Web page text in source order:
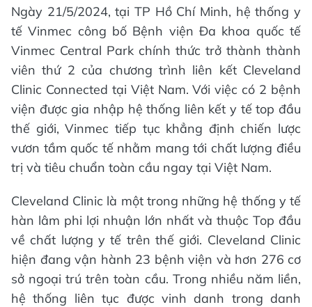
Ngày 21/5/2024, tại TP Hồ Chí Minh, hệ thống y
tế Vinmec công bố Bệnh viện Đa khoa quốc tế
Vinmec Central Park chính thức trở thành thành
viên thứ 2 của chương trình liên kết Cleveland
Clinic Connected tại Việt Nam. Với việc có 2 bệnh
viện được gia nhập hệ thống liên kết y tế top đầu
thế giới, Vinmec tiếp tục khẳng định chiến lược
vươn tầm quốc tế nhằm mang tới chất lượng điều
trị và tiêu chuẩn toàn cầu ngay tại Việt Nam.
Cleveland Clinic là một trong những hệ thống y tế
hàn lâm phi lợi nhuận lớn nhất và thuộc Top đầu
về chất lượng y tế trên thế giới. Cleveland Clinic
hiện đang vận hành 23 bệnh viện và hơn 276 cơ
sở ngoại trú trên toàn cầu. Trong nhiều năm liền,
hệ thống liên tục được vinh danh trong danh